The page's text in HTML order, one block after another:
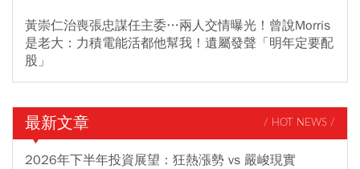
黃崇仁治喪張忠謀任主委…兩人交情曝光！曾說Morris
是老大：力積電能活都他幫我！遺屬發聲「明年定要配
股」
最新文章 / HOT NEWS /
2026年下半年投資展望：狂熱漲勢 vs 嚴峻現實